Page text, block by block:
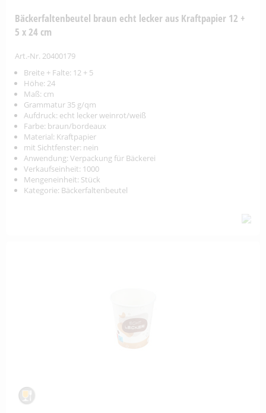
Bäckerfaltenbeutel braun echt lecker aus Kraftpapier 12 +
5 x 24 cm
Art.-Nr. 20400179
Breite + Falte: 12 + 5
Höhe: 24
Maß: cm
Grammatur 35 g/qm
Aufdruck: echt lecker weinrot/weiß
Farbe: braun/bordeaux
Material: Kraftpapier
mit Sichtfenster: nein
Anwendung: Verpackung für Bäckerei
Verkaufseinheit: 1000
Mengeneinheit: Stück
Kategorie: Bäckerfaltenbeutel